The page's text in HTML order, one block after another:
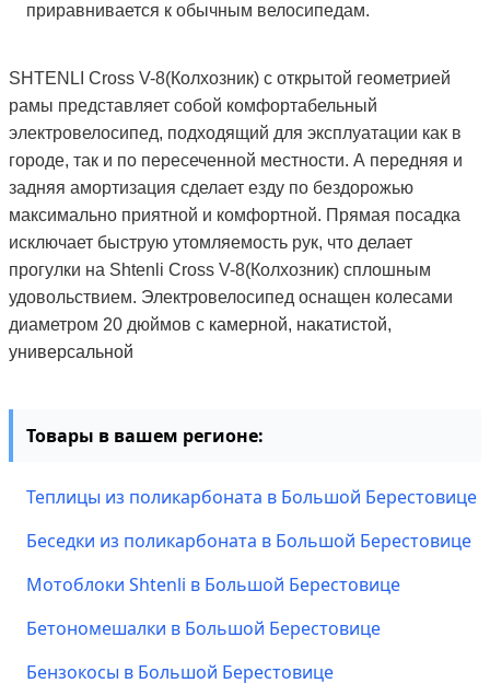
приравнивается к обычным велосипедам.
SHTENLI Cross V-8(Колхозник) с открытой геометрией
рамы представляет собой комфортабельный
электровелосипед, подходящий для эксплуатации как в
городе, так и по пересеченной местности. А передняя и
задняя амортизация сделает езду по бездорожью
максимально приятной и комфортной. Прямая посадка
исключает быструю утомляемость рук, что делает
прогулки на Shtenli Cross V-8(Колхозник) сплошным
удовольствием. Электровелосипед оснащен колесами
диаметром 20 дюймов с камерной, накатистой,
универсальной
Товары в вашем регионе:
Теплицы из поликарбоната в Большой Берестовице
Беседки из поликарбоната в Большой Берестовице
Мотоблоки Shtenli в Большой Берестовице
Бетономешалки в Большой Берестовице
Бензокосы в Большой Берестовице